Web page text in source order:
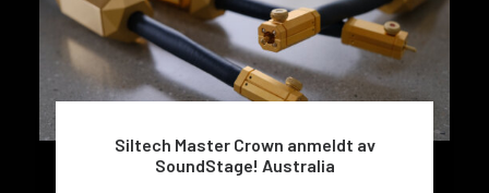
Siltech Master Crown anmeldt av
SoundStage! Australia